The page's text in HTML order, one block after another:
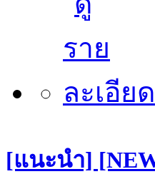
[แนะนำ]